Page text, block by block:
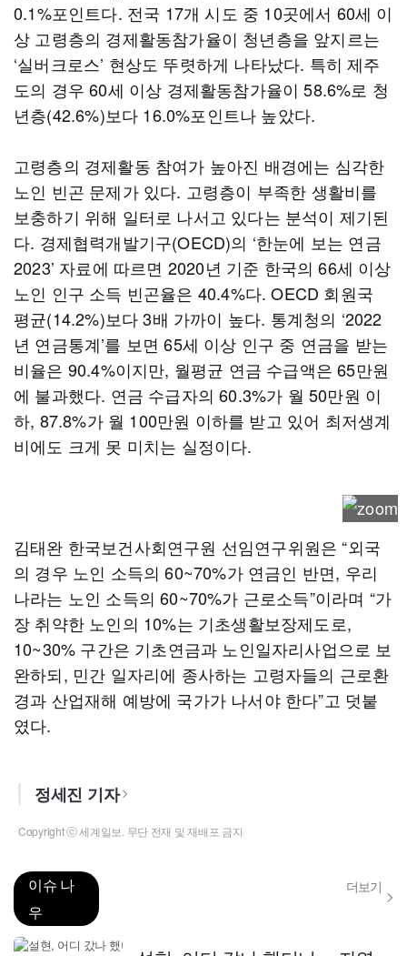
0.1%포인트다. 전국 17개 시도 중 10곳에서 60세 이
상 고령층의 경제활동참가율이 청년층을 앞지르는
‘실버크로스’ 현상도 뚜렷하게 나타났다. 특히 제주
도의 경우 60세 이상 경제활동참가율이 58.6%로 청
년층(42.6%)보다 16.0%포인트나 높았다.
고령층의 경제활동 참여가 높아진 배경에는 심각한
노인 빈곤 문제가 있다. 고령층이 부족한 생활비를
보충하기 위해 일터로 나서고 있다는 분석이 제기된
다. 경제협력개발기구(OECD)의 ‘한눈에 보는 연금
2023’ 자료에 따르면 2020년 기준 한국의 66세 이상
노인 인구 소득 빈곤율은 40.4%다. OECD 회원국
평균(14.2%)보다 3배 가까이 높다. 통계청의 ‘2022
년 연금통계’를 보면 65세 이상 인구 중 연금을 받는
비율은 90.4%이지만, 월평균 연금 수급액은 65만원
에 불과했다. 연금 수급자의 60.3%가 월 50만원 이
하, 87.8%가 월 100만원 이하를 받고 있어 최저생계
비에도 크게 못 미치는 실정이다.
김태완 한국보건사회연구원 선임연구위원은 “외국
의 경우 노인 소득의 60~70%가 연금인 반면, 우리
나라는 노인 소득의 60~70%가 근로소득”이라며 “가
장 취약한 노인의 10%는 기초생활보장제도로,
10~30% 구간은 기초연금과 노인일자리사업으로 보
완하되, 민간 일자리에 종사하는 고령자들의 근로환
경과 산업재해 예방에 국가가 나서야 한다”고 덧붙
였다.
정세진 기자
Copyright ⓒ 세계일보. 무단 전재 및 재배포 금지
이슈 나
우
더보기